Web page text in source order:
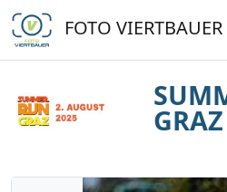
FOTO VIERTBAUER